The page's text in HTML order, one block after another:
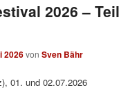
2026 – Teil
2026vonSven Bähr
01. und 02.07.2026